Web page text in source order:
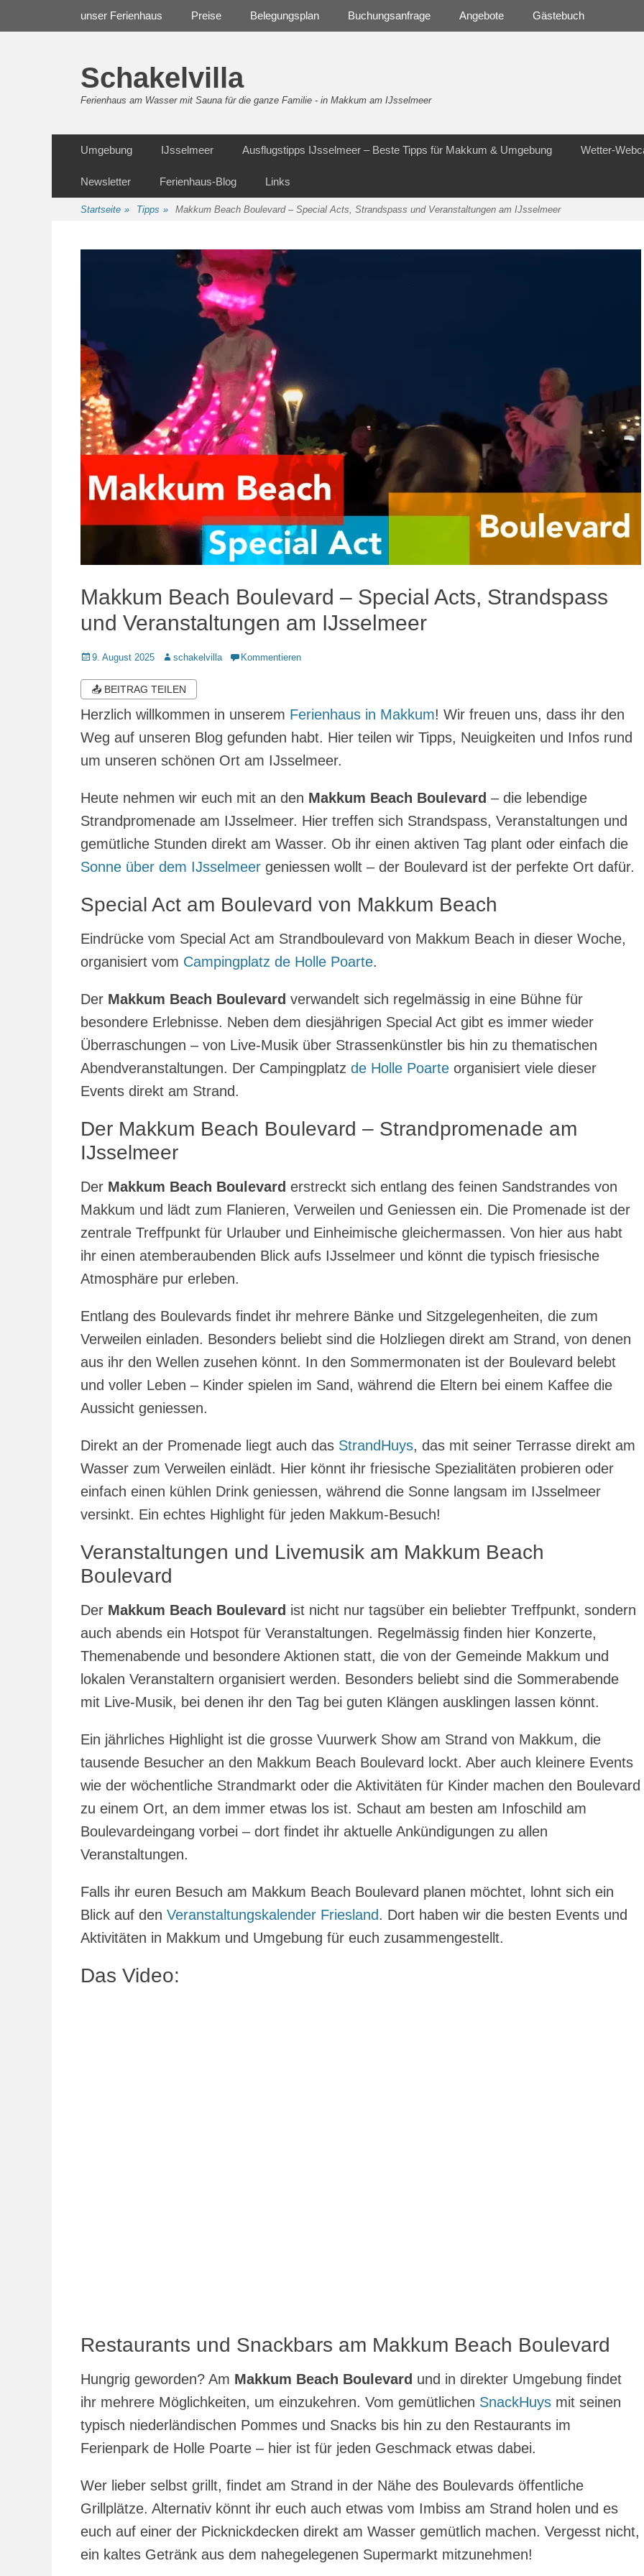
unser Ferienhaus Preise Belegungsplan Buchungsanfrage Angebote Gästebuch
Schakelvilla
Ferienhaus am Wasser mit Sauna für die ganze Familie - in Makkum am IJsselmeer
Inhalt
Umgebung IJsselmeer Ausflugstipps IJsselmeer – Beste Tipps für Makkum & Umgebung Wetter-
Newsletter Ferienhaus-Blog Links
Startseite » Tipps » Makkum Beach Boulevard – Special Acts, Strandspass und Veranstaltungen am IJsselmeer
Makkum Beach Boulevard – Special Acts, Strandspass
und Veranstaltungen am IJsselmeer
Veröffentlicht
9. August 2025 Autorschakelvilla Kommentieren
📤 BEITRAG TEILEN
Herzlich willkommen in unserem Ferienhaus in Makkum! Wir freuen uns, dass ihr den
Weg auf unseren Blog gefunden habt. Hier teilen wir Tipps, Neuigkeiten und Infos rund
um unseren schönen Ort am IJsselmeer.
Heute nehmen wir euch mit an den Makkum Beach Boulevard – die lebendige
Strandpromenade am IJsselmeer. Hier treffen sich Strandspass, Veranstaltungen und
gemütliche Stunden direkt am Wasser. Ob ihr einen aktiven Tag plant oder einfach die
Sonne über dem IJsselmeer geniessen wollt – der Boulevard ist der perfekte Ort dafür.
Special Act am Boulevard von Makkum Beach
Eindrücke vom Special Act am Strandboulevard von Makkum Beach in dieser Woche,
organisiert vom Campingplatz de Holle Poarte.
Der Makkum Beach Boulevard verwandelt sich regelmässig in eine Bühne für
besondere Erlebnisse. Neben dem diesjährigen Special Act gibt es immer wieder
Überraschungen – von Live-Musik über Strassenkünstler bis hin zu thematischen
Abendveranstaltungen. Der Campingplatz de Holle Poarte organisiert viele dieser
Events direkt am Strand.
Der Makkum Beach Boulevard – Strandpromenade am
IJsselmeer
Der Makkum Beach Boulevard erstreckt sich entlang des feinen Sandstrandes von
Makkum und lädt zum Flanieren, Verweilen und Geniessen ein. Die Promenade ist der
zentrale Treffpunkt für Urlauber und Einheimische gleichermassen. Von hier aus habt
ihr einen atemberaubenden Blick aufs IJsselmeer und könnt die typisch friesische
Atmosphäre pur erleben.
Entlang des Boulevards findet ihr mehrere Bänke und Sitzgelegenheiten, die zum
Verweilen einladen. Besonders beliebt sind die Holzliegen direkt am Strand, von denen
aus ihr den Wellen zusehen könnt. In den Sommermonaten ist der Boulevard belebt
und voller Leben – Kinder spielen im Sand, während die Eltern bei einem Kaffee die
Aussicht geniessen.
Direkt an der Promenade liegt auch das StrandHuys, das mit seiner Terrasse direkt am
Wasser zum Verweilen einlädt. Hier könnt ihr friesische Spezialitäten probieren oder
einfach einen kühlen Drink geniessen, während die Sonne langsam im IJsselmeer
versinkt. Ein echtes Highlight für jeden Makkum-Besuch!
Veranstaltungen und Livemusik am Makkum Beach
Boulevard
Der Makkum Beach Boulevard ist nicht nur tagsüber ein beliebter Treffpunkt, sondern
auch abends ein Hotspot für Veranstaltungen. Regelmässig finden hier Konzerte,
Themenabende und besondere Aktionen statt, die von der Gemeinde Makkum und
lokalen Veranstaltern organisiert werden. Besonders beliebt sind die Sommerabende
mit Live-Musik, bei denen ihr den Tag bei guten Klängen ausklingen lassen könnt.
Ein jährliches Highlight ist die grosse Vuurwerk Show am Strand von Makkum, die
tausende Besucher an den Makkum Beach Boulevard lockt. Aber auch kleinere Events
wie der wöchentliche Strandmarkt oder die Aktivitäten für Kinder machen den Boulevard
zu einem Ort, an dem immer etwas los ist. Schaut am besten am Infoschild am
Boulevardeingang vorbei – dort findet ihr aktuelle Ankündigungen zu allen
Veranstaltungen.
Falls ihr euren Besuch am Makkum Beach Boulevard planen möchtet, lohnt sich ein
Blick auf den Veranstaltungskalender Friesland. Dort haben wir die besten Events und
Aktivitäten in Makkum und Umgebung für euch zusammengestellt.
Das Video:
Restaurants und Snackbars am Makkum Beach Boulevard
Hungrig geworden? Am Makkum Beach Boulevard und in direkter Umgebung findet
ihr mehrere Möglichkeiten, um einzukehren. Vom gemütlichen SnackHuys mit seinen
typisch niederländischen Pommes und Snacks bis hin zu den Restaurants im
Ferienpark de Holle Poarte – hier ist für jeden Geschmack etwas dabei.
Wer lieber selbst grillt, findet am Strand in der Nähe des Boulevards öffentliche
Grillplätze. Alternativ könnt ihr euch auch etwas vom Imbiss am Strand holen und es
euch auf einer der Picknickdecken direkt am Wasser gemütlich machen. Vergesst nicht,
ein kaltes Getränk aus dem nahegelegenen Supermarkt mitzunehmen!